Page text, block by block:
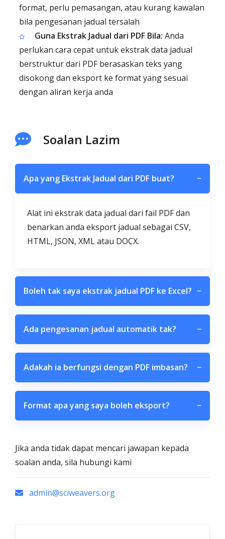
format, perlu pemasangan, atau kurang kawalan
bila pengesanan jadual tersalah
Guna Ekstrak Jadual dari PDF Bila: Anda
perlukan cara cepat untuk ekstrak data jadual
berstruktur dari PDF berasaskan teks yang
disokong dan eksport ke format yang sesuai
dengan aliran kerja anda
Soalan Lazim
Apa yang Ekstrak Jadual dari PDF buat? −
Alat ini ekstrak data jadual dari fail PDF dan
benarkan anda eksport jadual sebagai CSV,
HTML, JSON, XML atau DOCX.
Boleh tak saya ekstrak jadual PDF ke Excel? −
Ada pengesanan jadual automatik tak? −
Adakah ia berfungsi dengan PDF imbasan? −
Format apa yang saya boleh eksport? −
Jika anda tidak dapat mencari jawapan kepada
soalan anda, sila hubungi kami
admin@sciweavers.org